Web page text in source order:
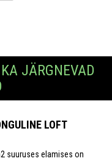
JÄRGNEVAD
LOFT
suuruses elamises on